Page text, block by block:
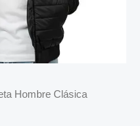
Hombre Clásica